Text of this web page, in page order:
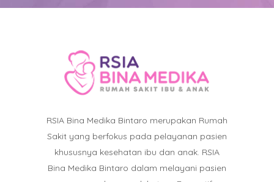
RSIA Bina Medika Bintaro merupakan Rumah
Sakit yang berfokus pada pelayanan pasien
khususnya kesehatan ibu dan anak. RSIA
Bina Medika Bintaro dalam melayani pasien